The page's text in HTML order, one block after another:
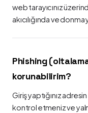
web tarayıcınız
akıcılığında ve
Phishing
korunabilirim?
Giriş yaptığınız
kontrol etmeniz ve